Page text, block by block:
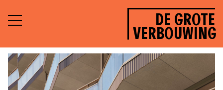
DE GROTE
VERBOUWING